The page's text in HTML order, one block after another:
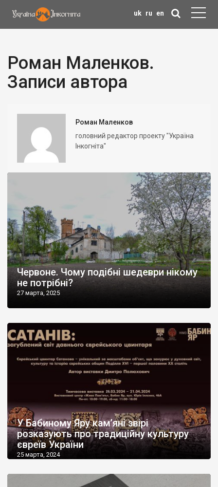
uk ru en
Роман Маленков.
Записи автора
Роман Маленков
головний редактор проекту "Україна
Інкогніта"
Червоне. Чому подібні шедеври нікому
не потрібні?
27 марта, 2025
У Бабиному Яру кам’яні звірі
розказують про традиційну культуру
євреїв України
25 марта, 2024